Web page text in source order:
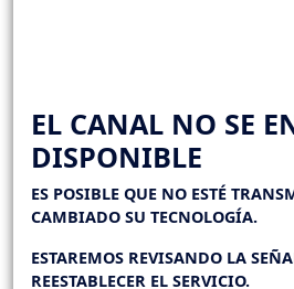
EL CANAL NO SE
DISPONIBLE
ES POSIBLE QUE NO ESTÉ
CAMBIADO SU TECNOLOGÍA.
ESTAREMOS REVISANDO LA
REESTABLECER EL SERVICIO.